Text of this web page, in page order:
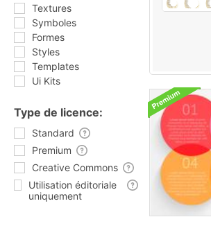
Textures
Symboles
Formes
Styles
Templates
Ui Kits
Type de licence:
Standard
Premium
Creative Commons
Utilisation éditoriale
uniquement